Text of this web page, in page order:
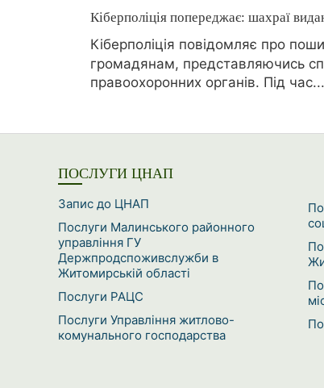
Кіберполіція попереджає: шахраї
Кіберполіція повідомляє про
громадянам, представляючись
правоохоронних органів. Під час...
ПОСЛУГИ ЦНАП
Запис до ЦНАП
Послуги Малинського районного
управління ГУ
Держпродспоживслужби в
Житомирській області
Послуги РАЦС
Послуги Управління житлово-
комунального господарства